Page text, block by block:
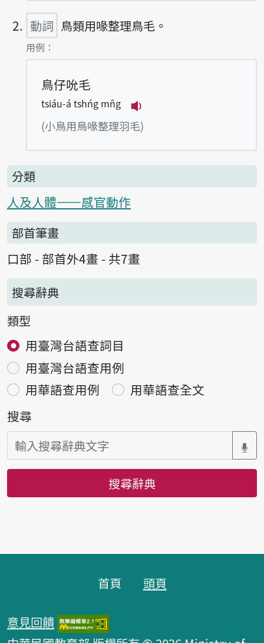
動詞 鳥類用喙整理鳥毛。
第2項釋義的
用例：
鳥仔吮毛
tsiáu-á tshńg mn̂g
播放例句tsiáu-á tshńg
(小鳥用鳥喙整理羽毛)
分類
人及人體——感官動作
部首筆畫
口部 - 部首外4畫 - 共7畫
搜尋辭典
類型
用臺灣台語查詞目
用臺灣台語查用例
用華語查用例
用華語查全文
搜尋
搜尋辭典
首頁 頭頁
意見回饋